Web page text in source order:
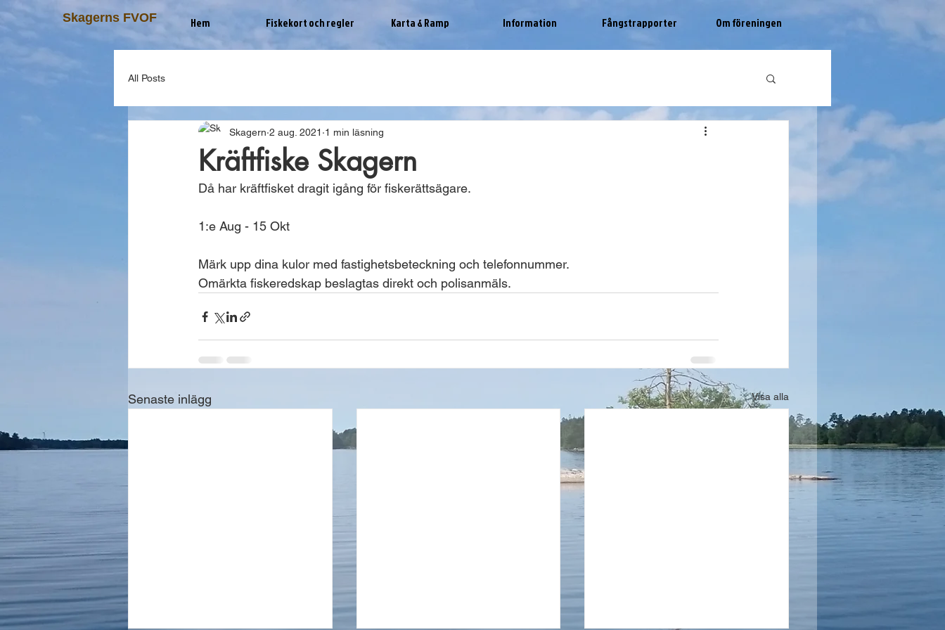
Skagerns FVOF Hem Fiskekort och regler Karta & Ramp Information Fångstrapporter Om föreningen
All Posts
Kräftfiske Skagern
Skagern 2 aug. 2021 1 min läsning
Då har kräftfisket dragit igång för fiskerättsägare.
1:e Aug - 15 Okt
Märk upp dina kulor med fastighetsbeteckning och telefonnummer.
Omärkta fiskeredskap beslagtas direkt och polisanmäls.
Senaste inlägg Visa alla